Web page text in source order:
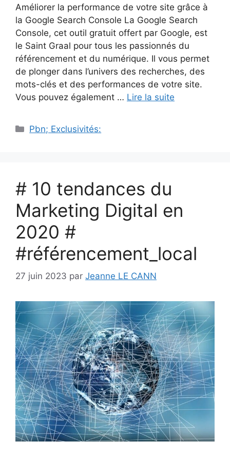
Améliorer la performance de votre site grâce à
la Google Search Console La Google Search
Console, cet outil gratuit offert par Google, est
le Saint Graal pour tous les passionnés du
référencement et du numérique. Il vous permet
de plonger dans l’univers des recherches, des
mots-clés et des performances de votre site.
Vous pouvez également … Lire la suite
Catégories
Pbn; Exclusivités:
# 10 tendances du
Marketing Digital en
2020 #
#référencement_local
27 juin 2023 par Jeanne LE CANN